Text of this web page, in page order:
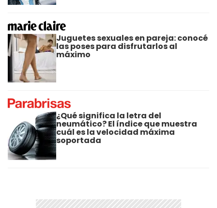
Juguetes sexuales en pareja: conocé
las poses para disfrutarlos al
máximo
¿Qué significa la letra del
neumático? El índice que muestra
cuál es la velocidad máxima
soportada